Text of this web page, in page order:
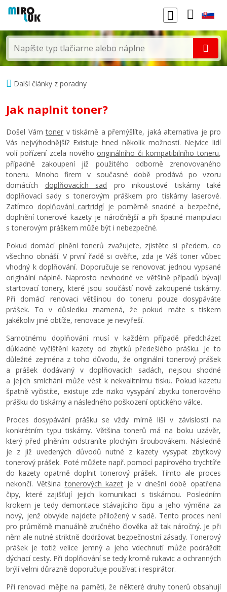
Další články z poradny
Jak naplnit toner?
Došel Vámtoner v tiskárně a přemýšlíte, jaká alternativa je pro
Vás nejvýhodnější? Existuje hned několik možností. Nejvíce lidí
volí pořízení zcela nového originálního či kompatibilního toneru,
případně zakoupení již použitého odborně zrenovovaného
toneru. Mnoho firem v současné době prodává po vzoru
domácích doplňovacích sad pro inkoustové tiskárny také
doplňovací sady s tonerovým práškem pro tiskárny laserové.
Zatímco doplňování cartridgíje poměrně snadné a bezpečné,
doplnění tonerové kazety je náročnější a při špatné manipulaci
s tonerovým práškem může být i nebezpečné.
Pokud domácí plnění tonerů zvažujete, zjistěte si předem, co
všechno obnáší. V první řadě si ověřte, zda je Váš toner vůbec
vhodný k doplňování. Doporučuje se renovovat jednou vypsané
originální náplně. Naprosto nevhodné ve většině případů bývají
startovací tonery, které jsou součástí nově zakoupené tiskárny.
Při domácí renovaci většinou do toneru pouze dosypáváte
prášek. To v důsledku znamená, že pokud máte s tiskem
jakékoliv jiné obtíže, renovace je nevyřeší.
Samotnému doplňování musí v každém případě předcházet
důkladné vyčištění kazety od zbytků předešlého prášku. Je to
důležité zejména z toho důvodu, že originální tonerový prášek
a prášek dodávaný v doplňovacích sadách, nejsou shodné
a jejich smíchání může vést k nekvalitnímu tisku. Pokud kazetu
špatně vyčistíte, existuje zde riziko vysypání zbytku tonerového
prášku do tiskárny a následného poškození optického válce.
Proces dosypávání prášku se vždy mírně liší v závislosti na
konkrétním typu tiskárny. Většina tonerů má na boku uzávěr,
který před plněním odstraníte plochým šroubovákem. Následně
je z již uvedených důvodů nutné z kazety vysypat zbytkový
tonerový prášek. Poté můžete např. pomocí papírového trychtíře
do kazety opatrně doplnit tonerový prášek. Tímto ale proces
nekončí. Většinatonerových kazet je v dnešní době opatřena
čipy, které zajišťují jejich komunikaci s tiskárnou. Posledním
krokem je tedy demontace stávajícího čipu a jeho výměna za
nový, jenž obvykle najdete přiložený v sadě. Tento proces není
pro průměrně manuálně zručného člověka až tak náročný. Je při
něm ale nutné striktně dodržovat bezpečnostní zásady. Tonerový
prášek je totiž velice jemný a jeho vdechnutí může podráždit
dýchací cesty. Při doplňování se tedy kromě rukavic a ochranných
brýlí velmi důrazně doporučuje používat i respirátor.
Při renovaci mějte na paměti, že některé druhy tonerů obsahují